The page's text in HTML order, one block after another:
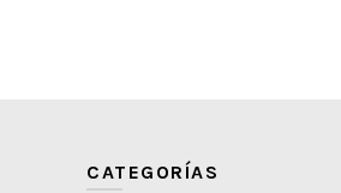
CATEGORÍAS